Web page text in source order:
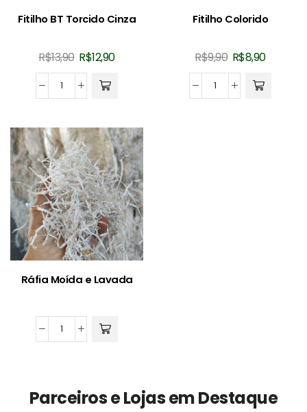
Fitilho BT Torcido Cinza
R$13,90 O
preço
original
R$12,90O
Fitilho
Torcido
Cinza
quantidade
Fitilho Colorido
R$9,90 O
preço
original
R$8,90O
Fitilho
Ráfia Moída e Lavada
Ráfia
quantidade
Parceiros e Lojas em Destaque